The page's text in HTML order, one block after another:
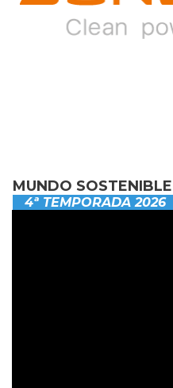
MUNDO SOSTENIBLE
4ª TEMPORADA 2026